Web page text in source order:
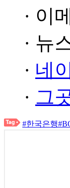
· 이
· 뉴
· 네
· 그
#한국은행